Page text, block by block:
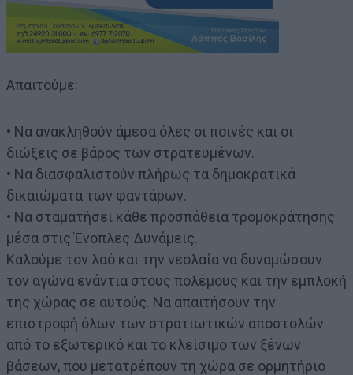
Απαιτούμε:
• Να ανακληθούν άμεσα όλες οι ποινές και οι
διώξεις σε βάρος των στρατευμένων.
• Να διασφαλιστούν πλήρως τα δημοκρατικά
δικαιώματα των φαντάρων.
• Να σταματήσει κάθε προσπάθεια τρομοκράτησης
μέσα στις Ένοπλες Δυνάμεις.
Καλούμε τον λαό και την νεολαία να δυναμώσουν
τον αγώνα ενάντια στους πολέμους και την εμπλοκή
της χώρας σε αυτούς. Να απαιτήσουν την
επιστροφή όλων των στρατιωτικών αποστολών
από το εξωτερικό και το κλείσιμο των ξένων
βάσεων, που μετατρέπουν τη χώρα σε ορμητήριο